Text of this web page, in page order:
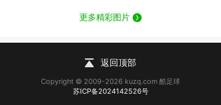
更多精彩图片
返回顶部
Copyright © 2009-2026 kuzq.com 酷足球
苏ICP备2024142526号